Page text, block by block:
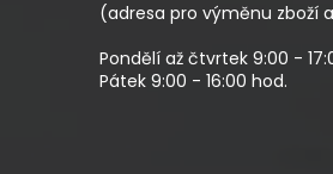
(adresa pro výměnu zboží
Pondělí až čtvrtek 9:00 -
Pátek 9:00 - 16:00 hod.